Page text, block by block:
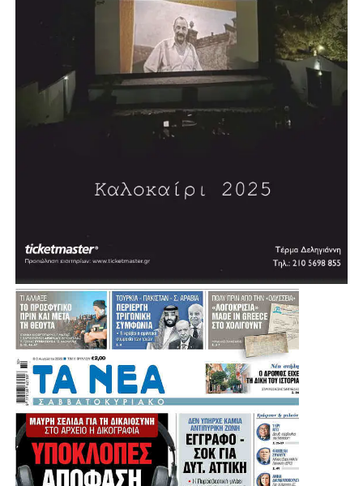
Σύμφωνα με τον σχεδιασμό, η διαδικασία δημοπράτησης
αναμένεται να ξεκινήσει μέσα στη χρονιά, με τον δήμαρχο
πόλη θα διαθέτει ένα σύγχρονο κλειστό κολυμβητήριο.
«Θέλουμε πολύ να το υποστηρίξουμε αυτό και να
δώσουμε μία διέξοδο», σημείωσε, εξηγώντας ότι σήμερα
πολλοί κάτοικοι και παιδιά της Αγίας Βαρβάρας
αναγκάζονται να χρησιμοποιούν κολυμβητήρια γειτονικών
Δήμων.
Μια παρέμβαση που έρχεται να ενισχύσει ακόμη
περισσότερο τις αθλητικές υποδομές της Αγίας Βαρβάρας
και να δώσει νέες δυνατότητες άθλησης στα παιδιά, στους
συλλόγους και συνολικά στους κατοίκους της πόλης.
Η Συνέντευξη του Δημάρχου Αγίας Βαρβάρας: